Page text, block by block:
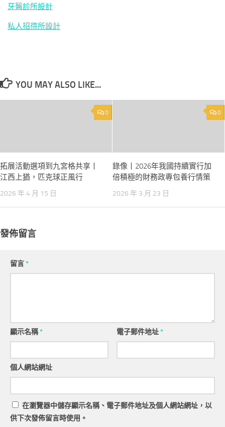
牙醫診所設計
私人招待所設計
YOU MAY ALSO LIKE...
0
拓展活動選項到九宮格共享丨
江西上猶，匹克球正風行
2026 年 4 月 15 日
0
錄像丨2026年我國持續實行加
倍積極的財務政專包養行情策
2026 年 3 月 23 日
發佈留言
留言*
顯示名稱* 電子郵件地址*
個人網站網址
在瀏覽器中儲存顯示名稱、電子郵件地址及個人網站網址，以
供下次發佈留言時使用。